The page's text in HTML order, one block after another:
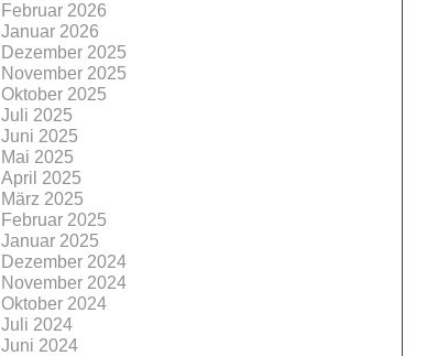
Februar 2026
Januar 2026
Dezember 2025
November 2025
Oktober 2025
Juli 2025
Juni 2025
Mai 2025
April 2025
März 2025
Februar 2025
Januar 2025
Dezember 2024
November 2024
Oktober 2024
Juli 2024
Juni 2024